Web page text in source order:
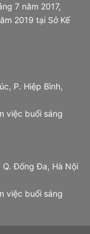
7 năm 2017,
2019 tại Sở Kế
P. Hiệp Bình,
việc buổi sáng
Đống Đa, Hà Nội
việc buổi sáng